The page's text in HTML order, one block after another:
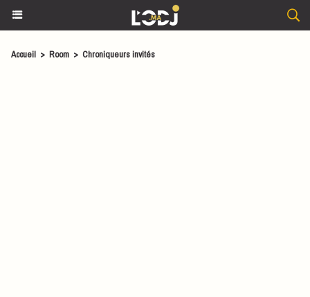
Accueil > Room > Chroniqueurs invités